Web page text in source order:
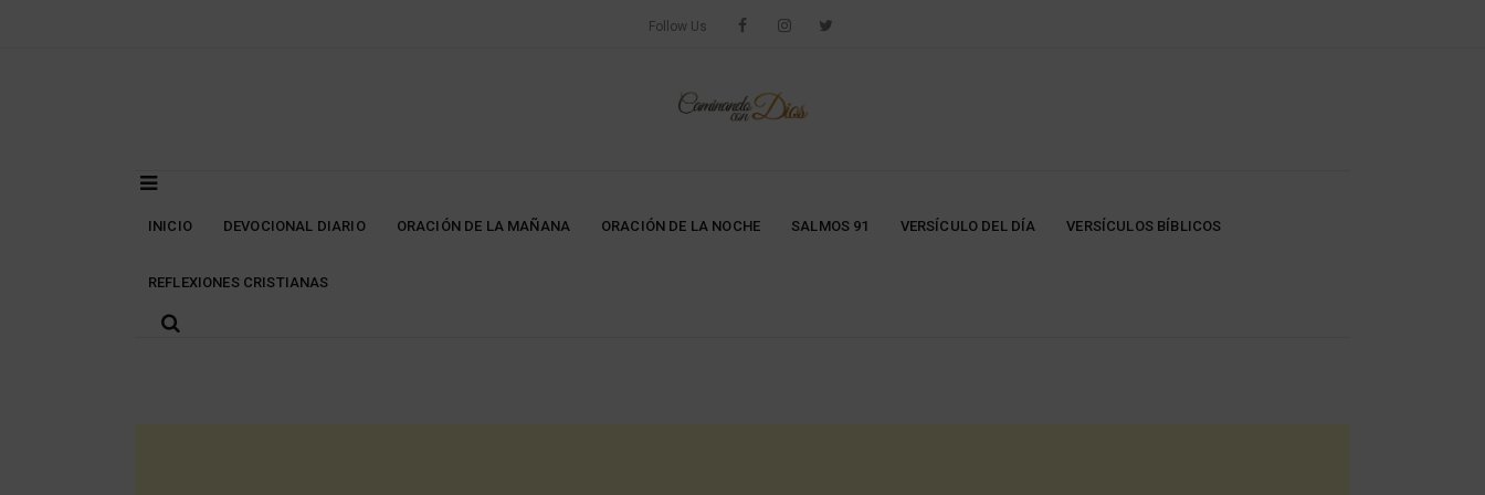
Follow Us
INICIO DEVOCIONAL DIARIO ORACIÓN DE LA MAÑANA ORACIÓN DE LA NOCHE SALMOS 91 VERSÍCULO DEL DÍA VERSÍCULOS BÍBLICOS
REFLEXIONES CRISTIANAS